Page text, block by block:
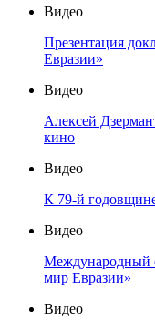
Видео
Презентация
Евразии»
Видео
Алексей
кино
Видео
К 79-й
Видео
Международный
мир Евразии»
Видео